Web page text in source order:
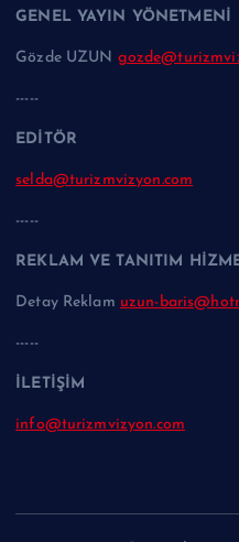
GENEL YAYIN YÖNETMENİ
Gözde UZUN
-----
EDİTÖR
selda@turizmvizyon.com
-----
REKLAM VE TANITIM
Detay Reklam uzun-
-----
İLETİŞİM
info@turizmvizyon.com